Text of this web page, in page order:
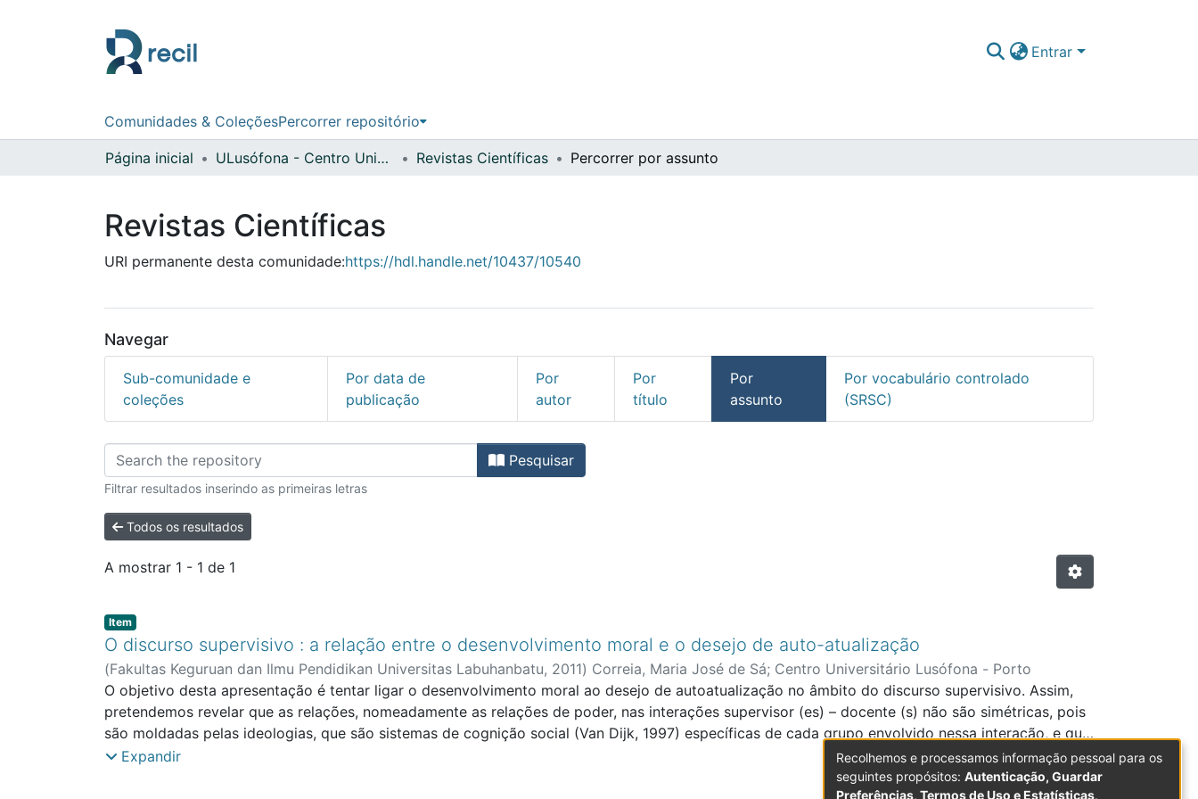
Entrar
Comunidades & ColeçõesPercorrer repositório
Página inicial ULusófona - Centro Universitário do Porto Revistas Científicas Percorrer por assunto
Revistas Científicas
URI permanente desta comunidade:https://hdl.handle.net/10437/10540
Navegar
Sub-comunidade e
coleções
Por data de
publicação
Por
autor
Por
título
Por
assunto
Por vocabulário controlado
(SRSC)
Percorrer Revistas Científicas por assunto "DESENVOLVIMENTO MORAL"
Pesquisar
Filtrar resultados inserindo as primeiras letras
Todos os resultados
A mostrar 1 - 1 de 1
Item type:
Item,
O discurso supervisivo : a relação entre o desenvolvimento moral e o desejo de auto-atualização
(Fakultas Keguruan dan Ilmu Pendidikan Universitas Labuhanbatu, 2011) Correia, Maria José de Sá; Centro Universitário Lusófona - Porto
O objetivo desta apresentação é tentar ligar o desenvolvimento moral ao desejo de autoatualização no âmbito do discurso supervisivo. Assim,
pretendemos revelar que as relações, nomeadamente as relações de poder, nas interações supervisor (es) – docente (s) não são simétricas, pois
são moldadas pelas ideologias, que são sistemas de cognição social (Van Dijk, 1997) específicas de cada grupo envolvido nessa interação, e que
podem promover ou limitar o desenvolvimento moral e o desejo de auto–atualização dos elementos do grupo mais fraco em termos de poder. O
enquadramento teórico terá como base o Modelo de Desenvolvimento Moral de Kohlberg (1973, 1976), a Hierarquia de Necessidades Básicas de
Expandir
Recolhemos e processamos informação pessoal para os
seguintes propósitos: Autenticação, Guardar
Preferências, Termos de Uso e Estatísticas.